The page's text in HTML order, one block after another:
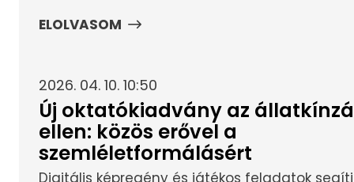
ELOLVASOM
2026. 04. 10. 10:50
Új oktatókiadvány az
ellen: közös erővel a
szemléletformálásért
Digitális képregény és játékos feladatok